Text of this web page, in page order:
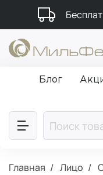
Подарки
Блог
Главная Лицо